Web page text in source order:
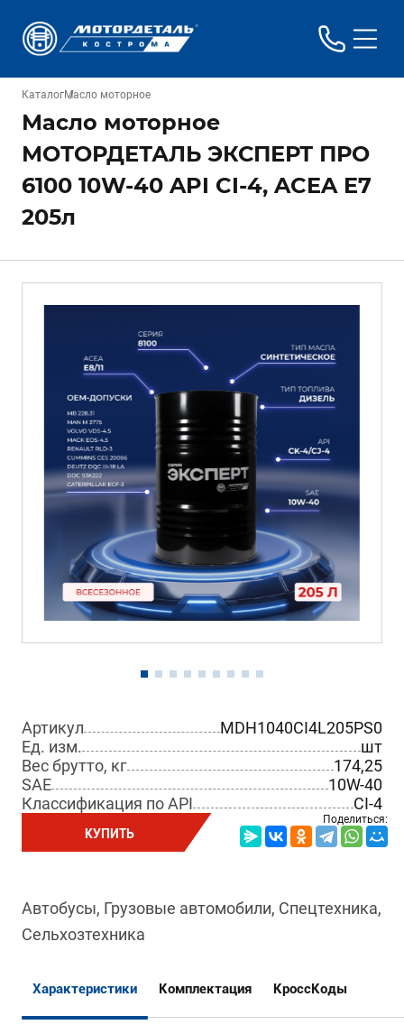
КаталогМасло моторное
Масло моторное
МОТОРДЕТАЛЬ ЭКСПЕРТ ПРО
6100 10W-40 API CI-4, ACEA E7
205л
Артикул
MDH1040CI4L205PS0
Ед. изм.
шт
Вес брутто, кг
174,25
SAE
10W-40
Классификация по API
CI-4
КУПИТЬ
Поделиться:
Автобусы, Грузовые автомобили, Спецтехника,
Сельхозтехника
Характеристики Комплектация КроссКоды